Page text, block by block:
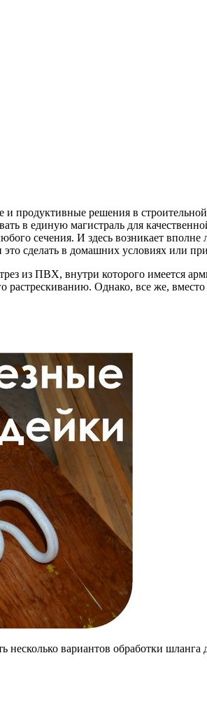
и продуктивные решения в
в единую магистраль для
сечения. И здесь возникает
сделать в домашних условиях или
из ПВХ, внутри которого имеется
растрескиванию. Однако, все же,
несколько вариантов обработки